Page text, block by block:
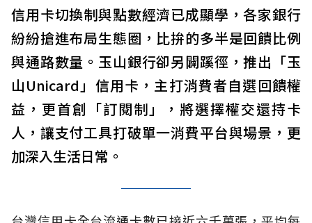
信用卡切換制與點數經濟已成顯學，各家銀行
紛紛搶進布局生態圈，比拚的多半是回饋比例
與通路數量。玉山銀行卻另闢蹊徑，推出「玉
山Unicard」信用卡，主打消費者自選回饋權
益，更首創「訂閱制」，將選擇權交還持卡
人，讓支付工具打破單一消費平台與場景，更
加深入生活日常。